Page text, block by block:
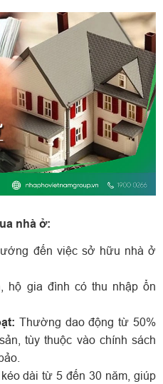
nhà ở:
đến việc sở hữu nhà ở
hộ gia đình có thu nhập ổn
Thường dao động từ 50%
tùy thuộc vào chính sách
dài từ 5 đến 30 năm, giúp